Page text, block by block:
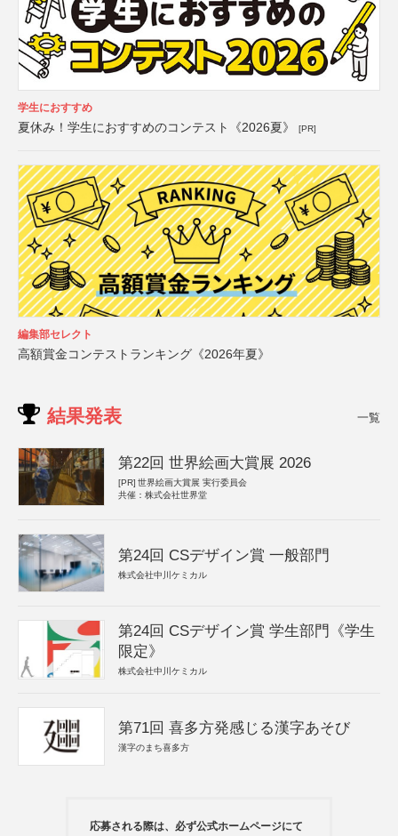
学生におすすめ
夏休み！学生におすすめのコンテスト《2026夏》 [PR]
編集部セレクト
高額賞金コンテストランキング《2026年夏》
結果発表 一覧
第22回 世界絵画大賞展 2026
[PR] 世界絵画大賞展 実行委員会
共催：株式会社世界堂
第24回 CSデザイン賞 一般部門
株式会社中川ケミカル
第24回 CSデザイン賞 学生部門《学生
限定》
株式会社中川ケミカル
第71回 喜多方発感じる漢字あそび
漢字のまち喜多方
応募される際は、必ず公式ホームページにて